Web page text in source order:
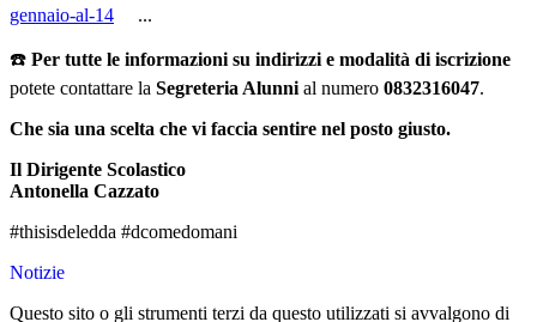
gennaio-al-14
...
☎️ Per tutte le informazioni su indirizzi e modalità di iscrizione
potete contattare la Segreteria Alunni al numero 0832316047.
Che sia una scelta che vi faccia sentire nel posto giusto.
Il Dirigente Scolastico
Antonella Cazzato
#thisisdeledda #dcomedomani
Notizie
Questo sito o gli strumenti terzi da questo utilizzati si avvalgono di